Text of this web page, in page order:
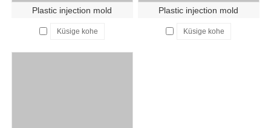
Plastic injection mold
Küsige kohe
Plastic injection mold
Küsige kohe